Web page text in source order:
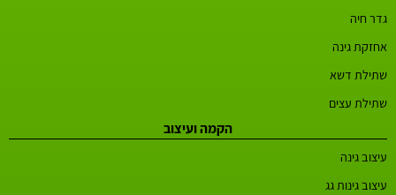
גדר חיה
אחזקת גינה
שתילת דשא
שתילת עצים
הקמה ועיצוב
עיצוב גינה
עיצוב גינות גג